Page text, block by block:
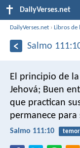
DailyVerses.net
DailyVerses.net ›Libros de
Salmo
El principio de
Jehová; Buen
que practican
permanece para
Salmo 111:10 temor